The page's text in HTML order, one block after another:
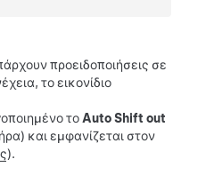
προειδοποιήσεις σε
το εικονίδιο
το Auto Shift out
και εμφανίζεται στον
).